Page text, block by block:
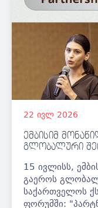
22 ივლ 2026
ემბისიმ
გლობალური
15 ივლისს,
გაეროს
საქართველოს
ფორუმში: